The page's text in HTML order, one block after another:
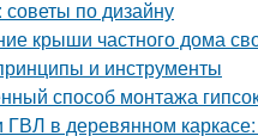
по дизайну
крыши частного дома
и инструменты
способ монтажа
ГВЛ в деревянном